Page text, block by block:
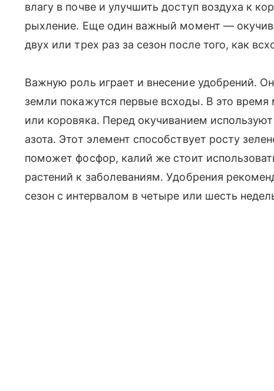
влагу в почве и улучшить доступ воздуха к
рыхление. Еще один важный момент —
двух или трех раз за сезон после того, как
Важную роль играет и внесение удобрений.
земли покажутся первые всходы. В это время
или коровяка. Перед окучиванием
азота. Этот элемент способствует росту
поможет фосфор, калий же стоит
растений к заболеваниям. Удобрения
сезон с интервалом в четыре или шесть